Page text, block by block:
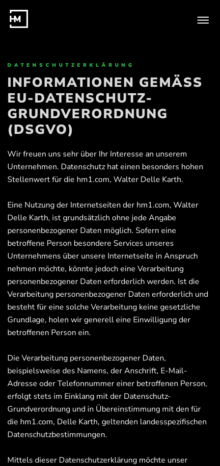
DATENSCHUTZERKLÄRUNG
INFORMATIONEN GEMÄSS E
U-DATENSCHUTZ-G
RUNDVERORDNUNG (
DSGVO)
Wir freuen uns sehr über Ihr Interesse an unserem
Unternehmen. Datenschutz hat einen besonders hohen
Stellenwert für die hm1.com, Walter Delle Karth.
Eine Nutzung der Internetseiten der hm1.com, Walter
Delle Karth, ist grundsätzlich ohne jede Angabe
personenbezogener Daten möglich. Sofern eine
betroffene Person besondere Services unseres
Unternehmens über unsere Internetseite in Anspruch
nehmen möchte, könnte jedoch eine Verarbeitung
personenbezogener Daten erforderlich werden. Ist die
Verarbeitung personenbezogener Daten erforderlich und
besteht für eine solche Verarbeitung keine gesetzliche
Grundlage, holen wir generell eine Einwilligung der
betroffenen Person ein.
Die Verarbeitung personenbezogener Daten,
beispielsweise des Namens, der Anschrift, E-Mail-
Adresse oder Telefonnummer einer betroffenen Person,
erfolgt stets im Einklang mit der Datenschutz-
Grundverordnung und in Übereinstimmung mit den für
die hm1.com, Delle Karth, geltenden landesspezifischen
Datenschutzbestimmungen.
Mittels dieser Datenschutzerklärung möchte unser